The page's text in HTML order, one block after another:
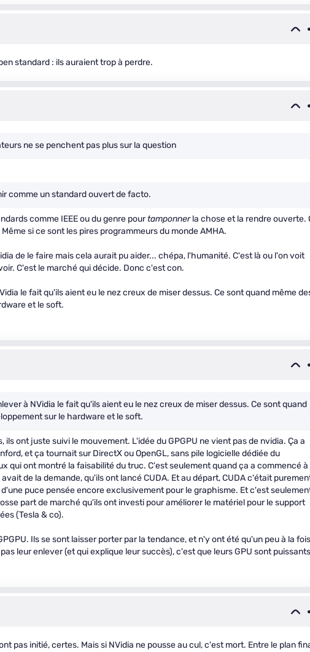
standard : ils auraient trop à perdre.
ne se penchent pas plus sur la question
comme un standard ouvert de facto.
comme IEEE ou du genre pourtamponnerla chose et la rendre ouverte.
si ce sont les pires programmeurs du monde AMHA.
de le faire mais cela aurait pu aider... chépa, l'humanité. C'est là ou l'on voit
C'est le marché qui décide. Donc c'est con.
le fait qu'ils aient eu le nez creux de miser dessus. Ce sont quand même
et le soft.
à NVidia le fait qu'ils aient eu le nez creux de miser dessus. Ce sont quand
sur le hardware et le soft.
ils ont juste suivi le mouvement. L'idée du GPGPU ne vient pas de nvidia. Ça a
et ça tournait sur DirectX ou OpenGL, sans pile logicielle dédiée du
qui ont montré la faisabilité du truc. C'est seulement quand ça a commencé à
de la demande, qu'ils ont lancé CUDA. Et au départ, CUDA c'était
puce pensée encore exclusivement pour le graphisme. Et c'est
part de marché qu'ils ont investi pour améliorer le matériel pour le support
(Tesla & co).
Ils se sont laisser porter par la tendance, et n'y ont été qu'un peu à la
leur enlever (et qui explique leur succès), c'est que leurs GPU sont
pas initié, certes. Mais si NVidia ne pousse au cul, c'est mort. Entre le plan